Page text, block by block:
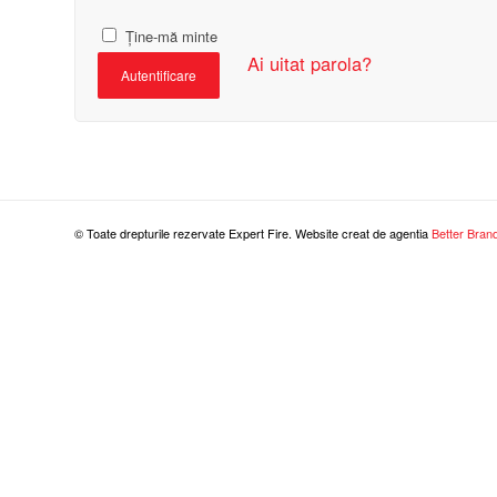
Ține-mă minte
Autentificare Ai uitat parola?
© Toate drepturile rezervate Expert Fire. Website creat de agentiaBetter